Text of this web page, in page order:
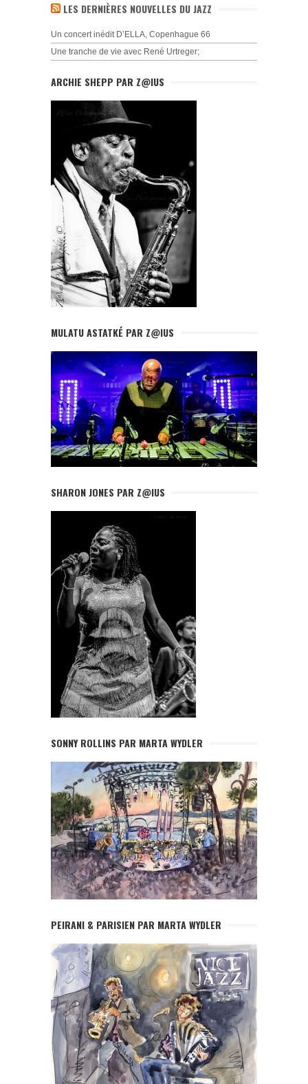
LES DERNIÈRES NOUVELLES DU JAZZ
Un concert inédit D’ELLA, Copenhague 66
Une tranche de vie avec René Urtreger;
ARCHIE SHEPP PAR Z@IUS
MULATU ASTATKÉ PAR Z@IUS
SHARON JONES PAR Z@IUS
SONNY ROLLINS PAR MARTA WYDLER
PEIRANI & PARISIEN PAR MARTA WYDLER